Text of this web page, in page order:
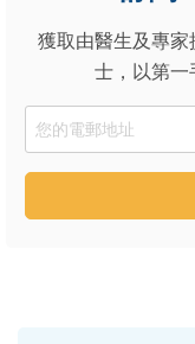
獲取由醫生及專
士，以第一
Email